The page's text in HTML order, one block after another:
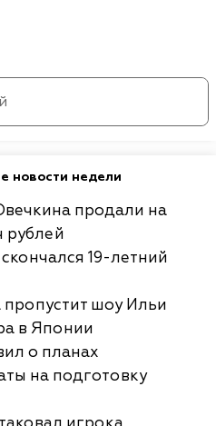
новости недели
продали на
рублей
19-летний
шоу Ильи
в Японии
о планах
на подготовку